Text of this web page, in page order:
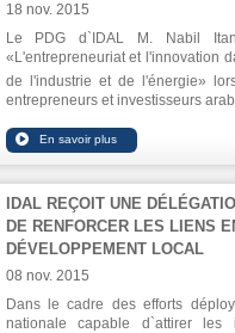
18 nov. 2015
Le PDG d`IDAL M. Nabil
«L'entrepreneuriat et l'innovation
de l'industrie et de l'énergie»
entrepreneurs et investisseurs
pour la jeunesse arabe et
dans le secteur de l'agriculture
des investissements qui s`élèvent
IDAL REÇOIT UNE
DE RENFORCER LES LIENS
DÉVELOPPEMENT LOCAL
08 nov. 2015
Dans le cadre des efforts
nationale capable d`attirer les